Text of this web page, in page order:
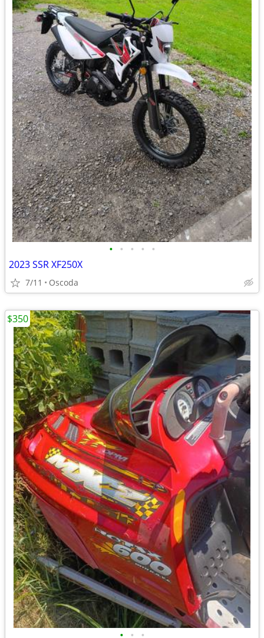
• • • • •
2023 SSR XF250X
7/11 Oscoda
• • •
$350